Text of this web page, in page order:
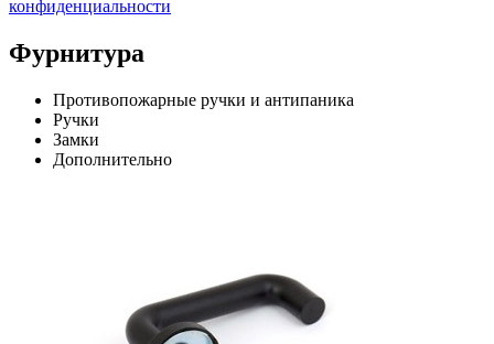
конфиденциальности
Фурнитура
Противопожарные ручки и антипаника
Ручки
Замки
Дополнительно